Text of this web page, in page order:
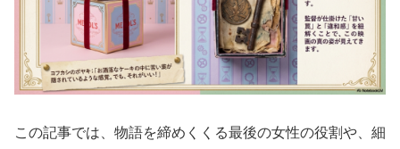
この記事では、物語を締めくくる最後の女性の役割や、細